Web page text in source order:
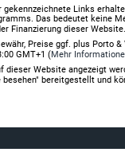
gekennzeichnete Links
Das bedeutet keine
Finanzierung dieser Website.
Preise ggf. plus Porto &
GMT+1 (Mehr
dieser Website angezeigt
besehen" bereitgestellt und